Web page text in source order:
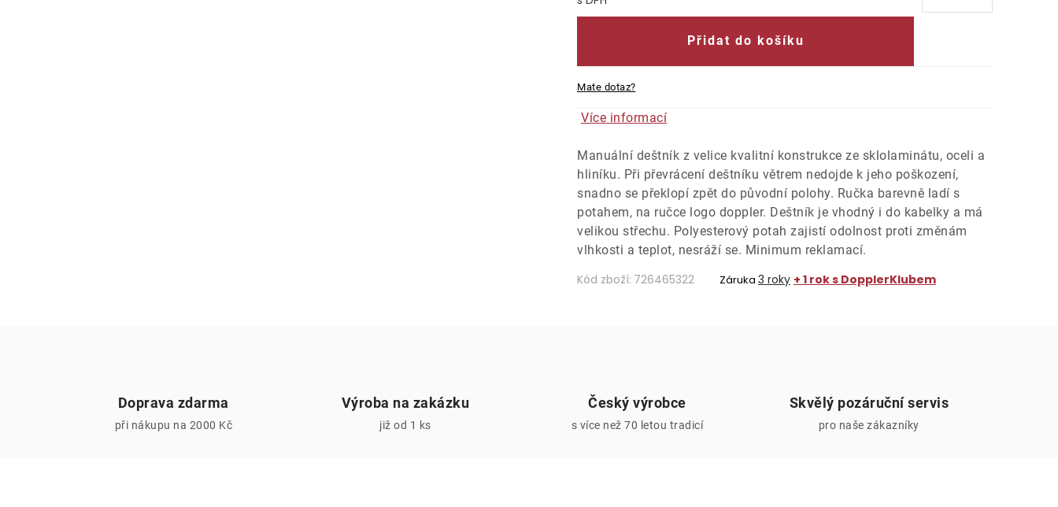
Měrná cena:
Přidat do košíku
Mate dotaz?
Více informací
Manuální deštník z velice kvalitní konstrukce ze sklolaminátu, oceli a
hliníku. Při převrácení deštníku větrem nedojde k jeho poškození,
snadno se překlopí zpět do původní polohy. Ručka barevně ladí s
potahem, na ručce logo doppler. Deštník je vhodný i do kabelky a má
velikou střechu. Polyesterový potah zajistí odolnost proti změnám
vlhkosti a teplot, nesráží se. Minimum reklamací.
Kód zboží: 726465322 Záruka 3 roky + 1 rok s DopplerKlubem
Doprava zdarma
při nákupu na 2000 Kč
Výroba na zakázku
již od 1 ks
Český výrobce
s více než 70 letou tradicí
Skvělý pozáruční servis
pro naše zákazníky